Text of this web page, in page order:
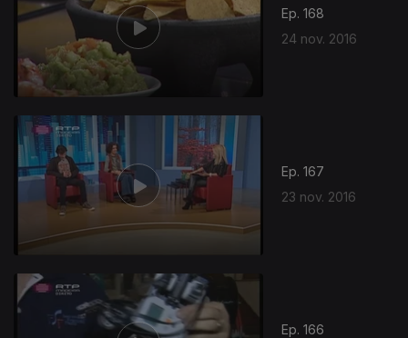
Ep. 168
24 nov. 2016
Ep. 167
23 nov. 2016
Ep. 166